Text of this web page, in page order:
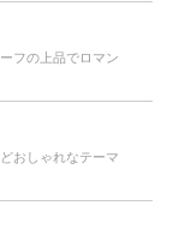
フの上品でロマン
おしゃれなテーマ